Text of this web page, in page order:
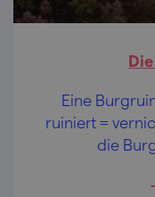
Eine
ruiniert =
die